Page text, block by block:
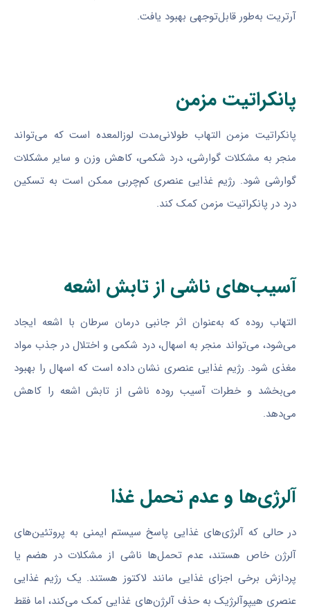
آرتریت به‌طور قابل‌توجهی بهبود یافت.
پانکراتیت مزمن
پانکراتیت مزمن التهاب طولانی‌مدت لوزالمعده است که می‌تواند
منجر به مشکلات گوارشی، درد شکمی، کاهش وزن و سایر مشکلات
گوارشی شود. رژیم غذایی عنصری کم‌چربی ممکن است به تسکین
درد در پانکراتیت مزمن کمک کند.
آسیب‌های ناشی از تابش اشعه
التهاب روده که به‌عنوان اثر جانبی درمان سرطان با اشعه ایجاد
می‌شود، می‌تواند منجر به اسهال، درد شکمی و اختلال در جذب مواد
مغذی شود. رژیم غذایی عنصری نشان داده است که اسهال را بهبود
می‌بخشد و خطرات آسیب روده ناشی از تابش اشعه را کاهش
می‌دهد.
آلرژی‌ها و عدم تحمل غذا
در حالی که آلرژی‌های غذایی پاسخ سیستم ایمنی به پروتئین‌های
آلرژن خاص هستند، عدم تحمل‌ها ناشی از مشکلات در هضم یا
پردازش برخی اجزای غذایی مانند لاکتوز هستند. یک رژیم غذایی
عنصری هیپوآلرژیک به حذف آلرژن‌های غذایی کمک می‌کند، اما فقط